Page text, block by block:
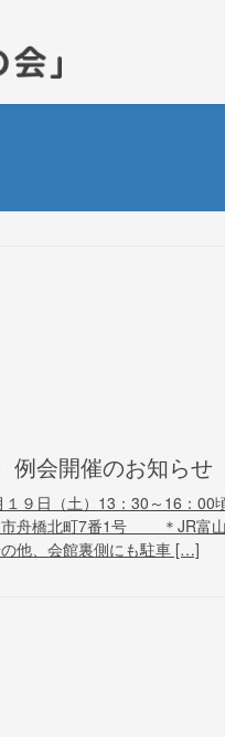
例会開催のお知らせ
１９日（土）13：30～16：
橋北町7番1号 ＊JR富山
他、会館裏側にも駐車 […]